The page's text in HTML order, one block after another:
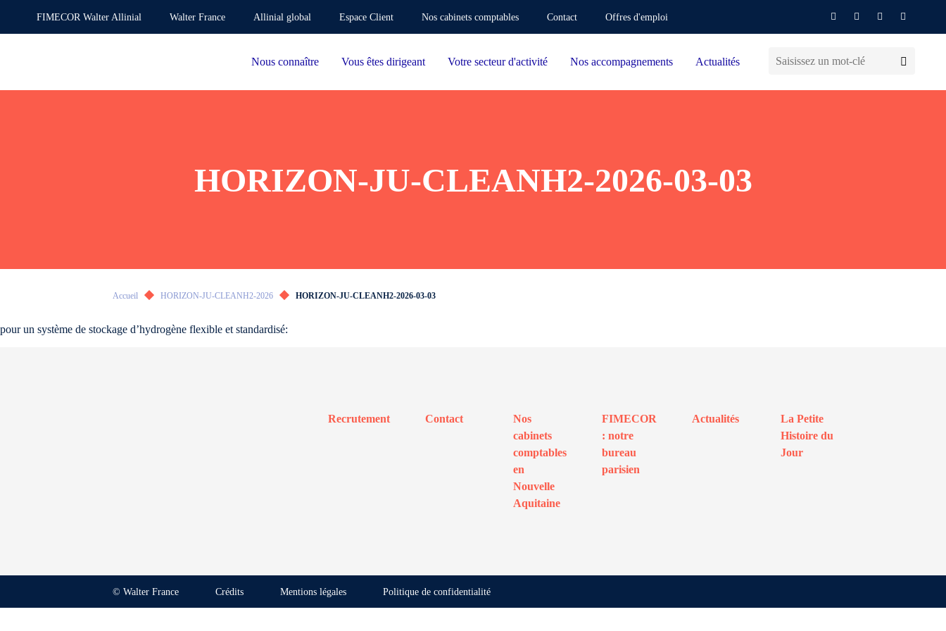
FIMECOR Walter Allinial Walter France Allinial global Espace Client Nos cabinets comptables Contact Offres d'emploi
Nous connaître Vous êtes dirigeant Votre secteur d'activité Nos accompagnements Actualités
HORIZON-JU-CLEANH2-2026-03-03
Accueil HORIZON-JU-CLEANH2-2026 HORIZON-JU-CLEANH2-2026-03-03
pour un système de stockage d’hydrogène flexible et standardisé:
Recrutement Contact
Nos
cabinets
comptables
en
Nouvelle
Aquitaine
FIMECOR
: notre
bureau
parisien
Actualités
La Petite
Histoire du
Jour
© Walter France Crédits Mentions légales Politique de confidentialité